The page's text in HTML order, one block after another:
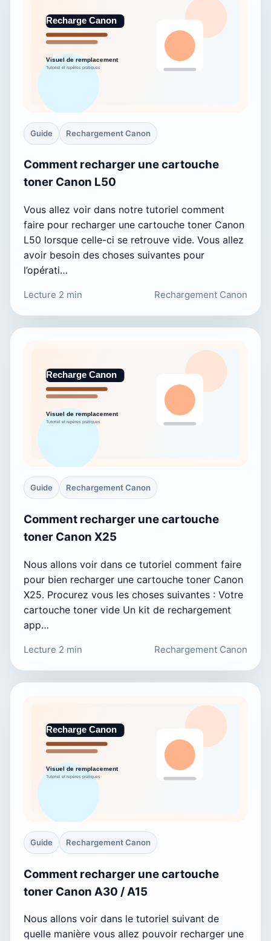
Guide Rechargement Canon
Comment recharger une cartouche
toner Canon L50
Vous allez voir dans notre tutoriel comment
faire pour recharger une cartouche toner Canon
L50 lorsque celle-ci se retrouve vide. Vous allez
avoir besoin des choses suivantes pour
l’opérati…
Lecture 2 min Rechargement Canon
Guide Rechargement Canon
Comment recharger une cartouche
toner Canon X25
Nous allons voir dans ce tutoriel comment faire
pour bien recharger une cartouche toner Canon
X25. Procurez vous les choses suivantes : Votre
cartouche toner vide Un kit de rechargement
app…
Lecture 2 min Rechargement Canon
Guide Rechargement Canon
Comment recharger une cartouche
toner Canon A30 / A15
Nous allons voir dans le tutoriel suivant de
quelle manière vous allez pouvoir recharger une